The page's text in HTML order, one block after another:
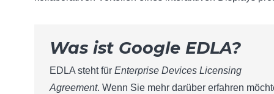
Was ist Google EDLA?
EDLA steht für Enterprise Devices Licensing
Agreement. Wenn Sie mehr darüber erfahren